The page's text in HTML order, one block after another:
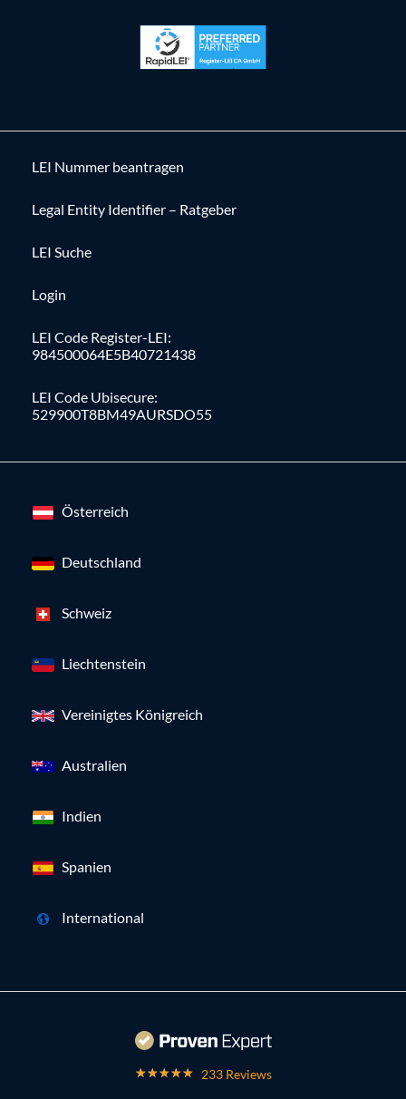
LEI Nummer beantragen
Legal Entity Identifier – Ratgeber
LEI Suche
Login
LEI Code Register-LEI:
984500064E5B40721438
LEI Code Ubisecure:
529900T8BM49AURSDO55
Österreich
Deutschland
Schweiz
Liechtenstein
Vereinigtes Königreich
Australien
Indien
Spanien
International
233 Reviews